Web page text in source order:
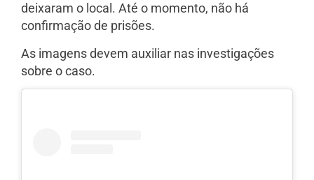
deixaram o local. Até o momento, não há
confirmação de prisões.
As imagens devem auxiliar nas investigações
sobre o caso.